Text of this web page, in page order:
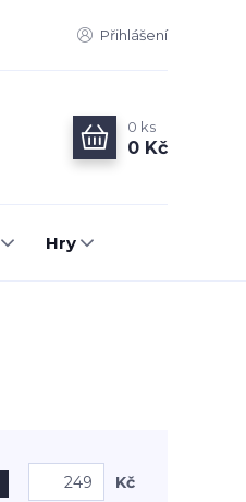
Přihlášení
0 ks
0 Kč
Hry
Kč